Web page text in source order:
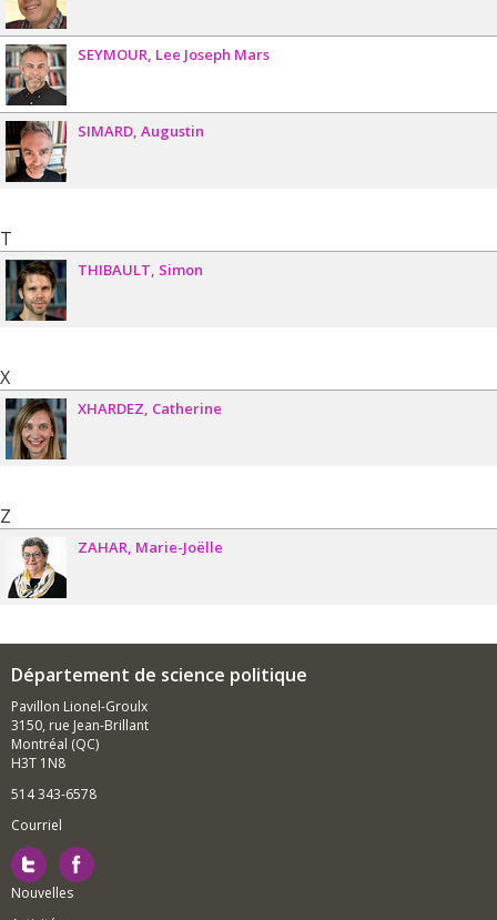
SEYMOUR Lee Joseph Mars
SIMARD Augustin
T
THIBAULT Simon
X
XHARDEZ Catherine
Z
ZAHAR Marie-Joëlle
Département de science politique
Pavillon Lionel-Groulx
3150, rue Jean-Brillant
Montréal (QC)
H3T 1N8
514 343-6578
Courriel
Nouvelles